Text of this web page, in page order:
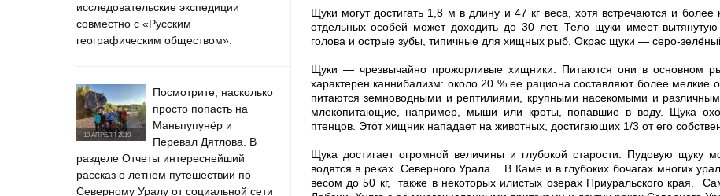
исследовательские экспедиции
совместно с «Русским
географическим обществом».
19 АПРЕЛЯ 2019
Посмотрите, насколько
просто попасть на
Маньпупунёр и
Перевал Дятлова. В
разделе Отчеты интереснейший
рассказ о летнем путешествии по
Северному Уралу от социальной сети
Щуки могут достигать 1,8 м в длину и 47 кг веса, хотя встречаются и
отдельных особей может доходить до 30 лет. Тело щуки имеет
голова и острые зубы, типичные для хищных рыб. Окрас щуки — серо-
Щуки — чрезвычайно прожорливые хищники. Питаются они в основном
характерен каннибализм: около 20 % ее рациона составляют более мелкие
питаются земноводными и рептилиями, крупными насекомыми и
млекопитающие, например, мыши или кроты, попавшие в воду. Щука
птенцов. Этот хищник нападает на животных, достигающих 1/3 от его
Щука достигает огромной величины и глубокой старости. Пудовую
водятся в реках Северного Урала . В Каме и в глубоких бочагах многих
весом до 50 кг, также в некоторых илистых озерах Приуральского края.